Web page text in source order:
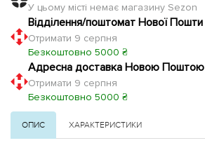
У цьому місті немає магазину Sezon
Відділення/поштомат Нової Пошти
Отримати 9 серпня
Безкоштовно 5000 ₴
Адресна доставка Новою Поштою
Отримати 9 серпня
Безкоштовно 5000 ₴
ОПИС ХАРАКТЕРИСТИКИ